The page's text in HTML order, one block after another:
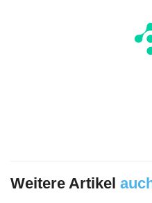
Weitere Artikel